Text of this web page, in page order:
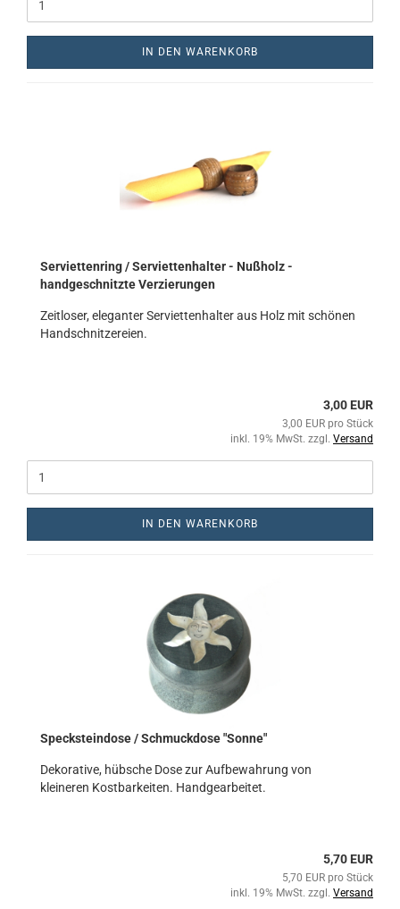
IN DEN WARENKORB
Serviettenring / Serviettenhalter - Nußholz -
handgeschnitzte Verzierungen
Zeitloser, eleganter Serviettenhalter aus Holz mit schönen
Handschnitzereien.
3,00 EUR
3,00 EUR pro Stück
inkl. 19% MwSt. zzgl. Versand
IN DEN WARENKORB
Specksteindose / Schmuckdose "Sonne"
Dekorative, hübsche Dose zur Aufbewahrung von
kleineren Kostbarkeiten. Handgearbeitet.
5,70 EUR
5,70 EUR pro Stück
inkl. 19% MwSt. zzgl. Versand